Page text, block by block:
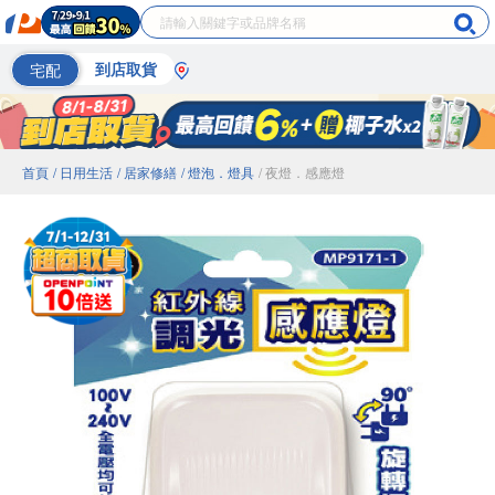
宅配 到店取貨
首頁 / 日用生活 / 居家修繕 / 燈泡．燈具 / 夜燈．感應燈